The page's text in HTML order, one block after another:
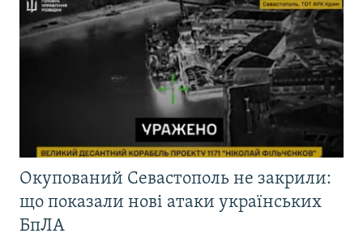
Окупований Севастополь не закрили:
що показали нові атаки українських
БпЛА